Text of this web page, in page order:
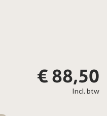
Incl. btw
€ 88,50